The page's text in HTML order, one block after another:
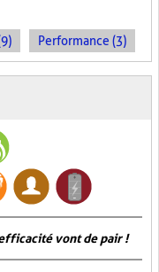
Performance (3)
vont de pair !